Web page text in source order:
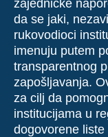
zajedničke
da se jaki,
rukovodioci
imenuju putem
transparentnog
zapošljavanja.
za cilj da
institucijama u
dogovorene